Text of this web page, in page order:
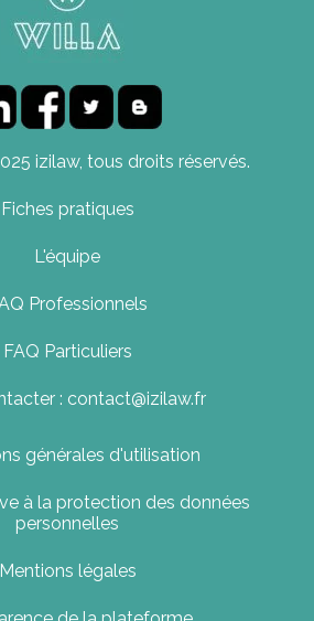
izilaw, tous droits réservés.
Fiches pratiques
L'équipe
Professionnels
FAQ Particuliers
: contact@izilaw.fr
générales d'utilisation
à la protection des données
personnelles
Mentions légales